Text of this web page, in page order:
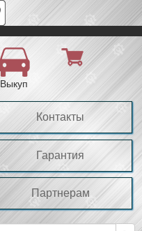
Выкуп
Контакты
Гарантия
Партнерам